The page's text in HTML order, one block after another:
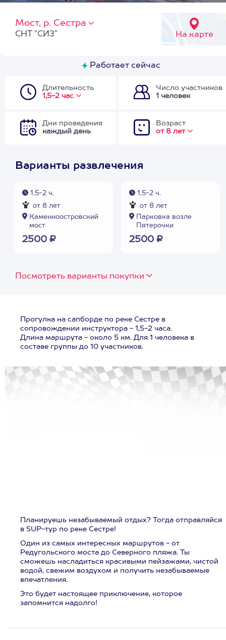
Мост, р. Сестра
На карте
СНТ "СИЗ"
Работает сейчас
Длительность
1,5-2 час
Число участников
1 человек
Дни проведения
каждый день
Возраст
от 8 лет
Варианты развлечения
1,5-2 ч.
от 8 лет
Каменноостровский
мост
2500 ₽
1,5-2 ч.
от 8 лет
Парковка возле
Пятерочки
2500 ₽
Посмотреть варианты покупки
Прогулка на сапборде по реке Сестре в
сопровождении инструктора - 1,5-2 часа.
Длина маршрута - около 5 км. Для 1 человека в
составе группы до 10 участников.
Планируешь незабываемый отдых? Тогда отправляйся
в SUP-тур по реке Сестре!
Один из самых интересных маршрутов - от
Редугольского моста до Северного пляжа. Ты
сможешь насладиться красивыми пейзажами, чистой
водой, свежим воздухом и получить незабываемые
впечатления.
Это будет настоящее приключение, которое
запомнится надолго!